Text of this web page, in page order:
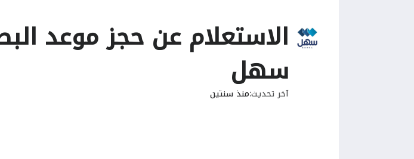
الاستعلام عن حجز موعد
سهل
آخر تحديثمنذ سنتين